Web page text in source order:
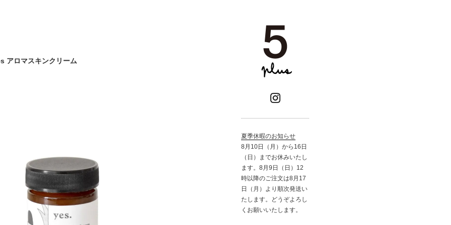
アロマスキンクリーム
夏季休暇のお知らせ
8月10日（月）から16日
（日）までお休みいたし
ます。8月9日（日）12
時以降のご注文は8月17
日（月）より順次発送い
たします。どうぞよろし
くお願いいたします。